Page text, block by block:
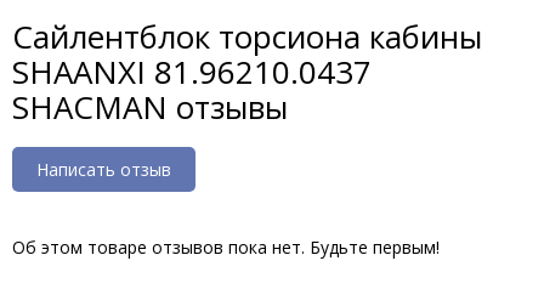
Сайлентблок торсиона кабины
SHAANXI 81.96210.0437
SHACMAN отзывы
Написать отзыв
Об этом товаре отзывов пока нет. Будьте первым!